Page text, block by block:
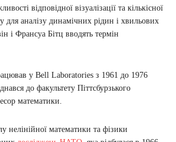
відповідної візуалізації та кількісної
для аналізу динамічних рідин і хвильових
і Франсуа Бітц вводять термін
у Bell Laboratories з 1961 до 1976
до факультету Піттсбурзького
математики.
нелінійної математики та фізики